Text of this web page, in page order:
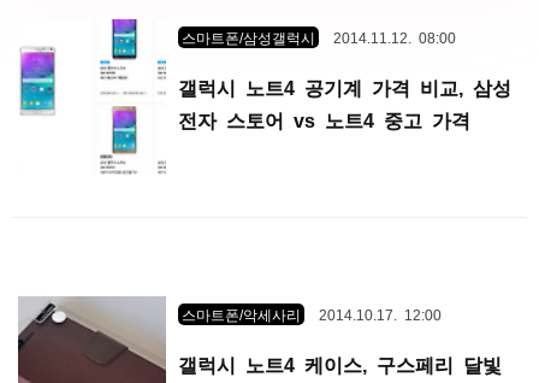
스마트폰/삼성갤럭시 2014.11.12. 08:00
갤럭시 노트4 공기계 가격 비교, 삼성
전자 스토어 vs 노트4 중고 가격
스마트폰/악세사리 2014.10.17. 12:00
갤럭시 노트4 케이스, 구스페리 달빛